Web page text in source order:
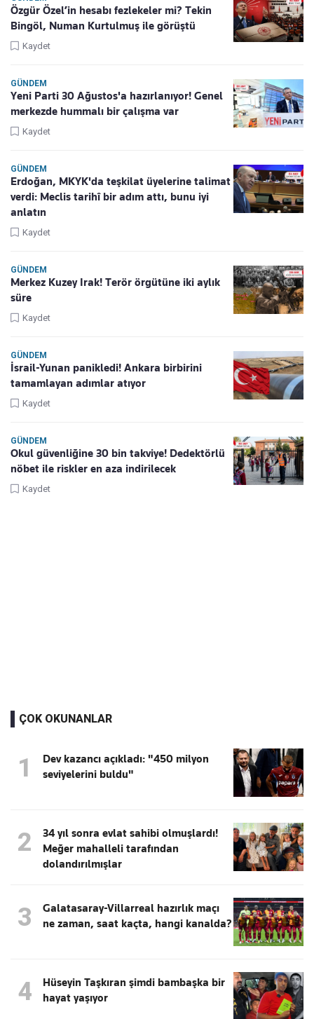
Özgür Özel’in hesabı fezlekeler mi? Tekin
Bingöl, Numan Kurtulmuş ile görüştü
Kaydet
GÜNDEM
Yeni Parti 30 Ağustos'a hazırlanıyor! Genel
merkezde hummalı bir çalışma var
Kaydet
GÜNDEM
Erdoğan, MKYK'da teşkilat üyelerine talimat
verdi: Meclis tarihî bir adım attı, bunu iyi
anlatın
Kaydet
GÜNDEM
Merkez Kuzey Irak! Terör örgütüne iki aylık
süre
Kaydet
GÜNDEM
İsrail-Yunan panikledi! Ankara birbirini
tamamlayan adımlar atıyor
Kaydet
GÜNDEM
Okul güvenliğine 30 bin takviye! Dedektörlü
nöbet ile riskler en aza indirilecek
Kaydet
ÇOK OKUNANLAR
1
Dev kazancı açıkladı: "450 milyon
seviyelerini buldu"
2
34 yıl sonra evlat sahibi olmuşlardı!
Meğer mahalleli tarafından
dolandırılmışlar
3
Galatasaray-Villarreal hazırlık maçı
ne zaman, saat kaçta, hangi kanalda?
4
Hüseyin Taşkıran şimdi bambaşka bir
hayat yaşıyor